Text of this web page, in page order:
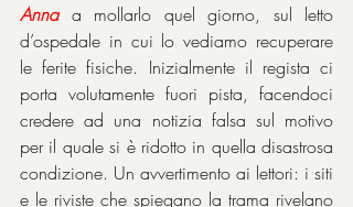
Anna a mollarlo quel giorno, sul letto
d’ospedale in cui lo vediamo recuperare
le ferite fisiche. Inizialmente il regista ci
porta volutamente fuori pista, facendoci
credere ad una notizia falsa sul motivo
per il quale si è ridotto in quella disastrosa
condizione. Un avvertimento ai lettori: i siti
e le riviste che spiegano la trama rivelano